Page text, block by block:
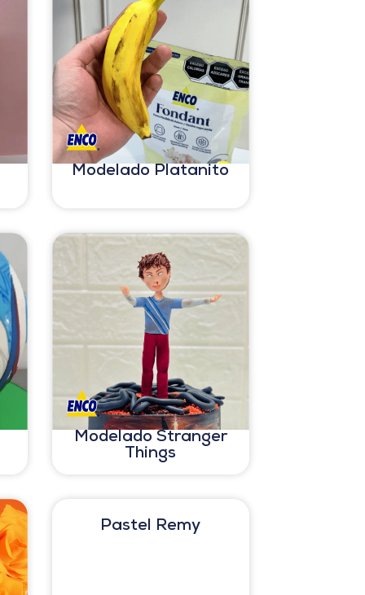
Modelado Platanito
Modelado Stranger
Things
Pastel Remy